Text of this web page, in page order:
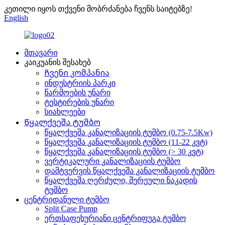
კეთილი იყოს თქვენი მობრძანება ჩვენს საიტებზე!
English
მთავარი
კაიკუანის შესახებ
Ჩვენი კომპანია
ინდუსტრიის პარკი
წარმოების უნარი
ტესტირების უნარი
სიახლეები
Წყალქვეშა ტუმბო
წყალქვეშა კანალიზაციის ტუმბო (0.75-7.5Kw)
წყალქვეშა კანალიზაციის ტუმბო (11-22 კვტ)
წყალქვეშა კანალიზაციის ტუმბო (> 30 კვტ)
ვერტიკალური კანალიზაციის ტუმბო
დამტვერვის წყალქვეშა კანალიზაციის ტუმბო
წყალქვეშა ღერძული, შერეული ნაკადის
ტუმბო
ცენტრიდანული ტუმბო
Split Case Pump
ერთსაფეხურიანი ცენტრიფუგა ტუმბო